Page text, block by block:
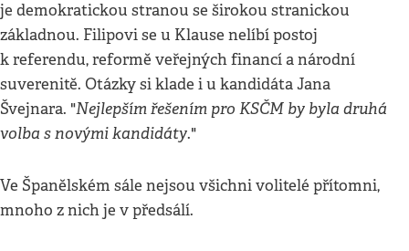
je demokratickou stranou se širokou stranickou
základnou. Filipovi se u Klause nelíbí postoj
k referendu, reformě veřejných financí a národní
suverenitě. Otázky si klade i u kandidáta Jana
Švejnara. "Nejlepším řešením pro KSČM by byla druhá
volba s novými kandidáty."
Ve Španělském sále nejsou všichni volitelé přítomni,
mnoho z nich je v předsálí.